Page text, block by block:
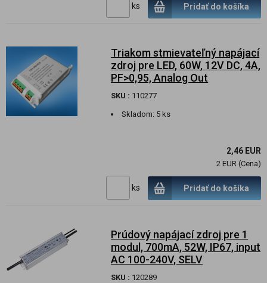
ks Pridať do košíka
Triakom stmievateľný napájací
zdroj pre LED, 60W, 12V DC, 4A,
PF>0,95, Analog Out
SKU : 110277
Skladom: 5 ks
2,46 EUR
2 EUR (Cena)
ks Pridať do košíka
Prúdový napájací zdroj pre 1
modul, 700mA, 52W, IP67, input
AC 100-240V, SELV
SKU : 120289